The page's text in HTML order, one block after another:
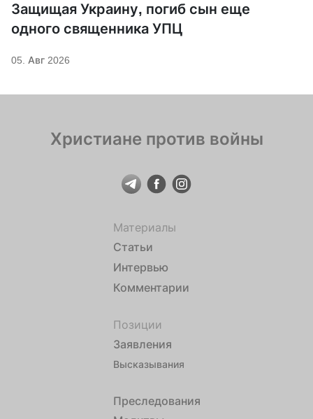
Защищая Украину, погиб сын еще
одного священника УПЦ
05. Авг 2026
Христиане против войны
Материалы
Статьи
Интервью
Комментарии
Позиции
Заявления
Высказывания
Преследования